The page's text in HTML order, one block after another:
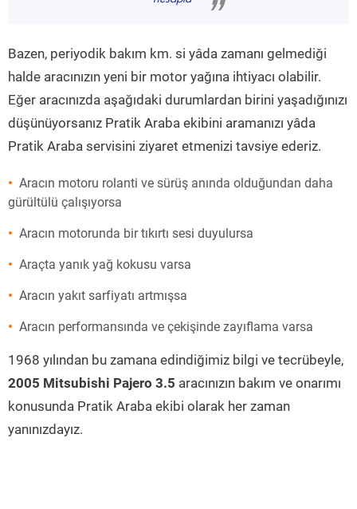
”
Bazen, periyodik bakım km. si yâda zamanı gelmediği
halde aracınızın yeni bir motor yağına ihtiyacı olabilir.
Eğer aracınızda aşağıdaki durumlardan birini yaşadığınızı
düşünüyorsanız Pratik Araba ekibini aramanızı yâda
Pratik Araba servisini ziyaret etmenizi tavsiye ederiz.
Aracın motoru rolanti ve sürüş anında olduğundan daha
gürültülü çalışıyorsa
Aracın motorunda bir tıkırtı sesi duyulursa
Araçta yanık yağ kokusu varsa
Aracın yakıt sarfiyatı artmışsa
Aracın performansında ve çekişinde zayıflama varsa
1968 yılından bu zamana edindiğimiz bilgi ve tecrübeyle,
2005 Mitsubishi Pajero 3.5 aracınızın bakım ve onarımı
konusunda Pratik Araba ekibi olarak her zaman
yanınızdayız.